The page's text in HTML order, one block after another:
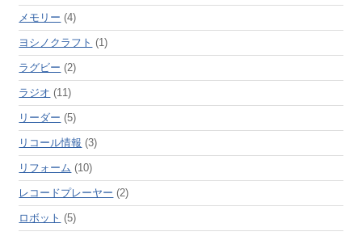
メモリー (4)
ヨシノクラフト (1)
ラグビー (2)
ラジオ (11)
リーダー (5)
リコール情報 (3)
リフォーム (10)
レコードプレーヤー (2)
ロボット (5)